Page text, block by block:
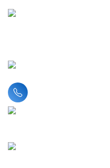
Liên hệ hotline